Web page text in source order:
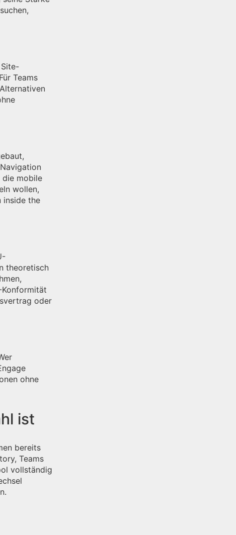
Teams
die mobile
wollen,
inside the
theoretisch
Konformität
oder
ohne
ist
bereits
Teams
vollständig